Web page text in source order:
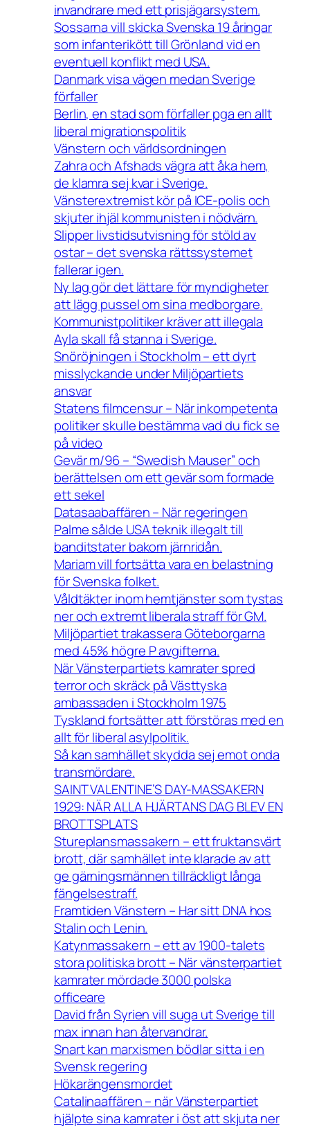
invandrare med ett prisjägarsystem.
Sossarna vill skicka Svenska 19 åringar
som infanterikött till Grönland vid en
eventuell konflikt med USA.
Danmark visa vägen medan Sverige
förfaller
Berlin, en stad som förfaller pga en allt
liberal migrationspolitik
Vänstern och världsordningen
Zahra och Afshads vägra att åka hem,
de klamra sej kvar i Sverige.
Vänsterextremist kör på ICE-polis och
skjuter ihjäl kommunisten i nödvärn.
Slipper livstidsutvisning för stöld av
ostar – det svenska rättssystemet
fallerar igen.
Ny lag gör det lättare för myndigheter
att lägg pussel om sina medborgare.
Kommunistpolitiker kräver att illegala
Ayla skall få stanna i Sverige.
Snöröjningen i Stockholm – ett dyrt
misslyckande under Miljöpartiets
ansvar
Statens filmcensur – När inkompetenta
politiker skulle bestämma vad du fick se
på video
Gevär m/96 – “Swedish Mauser” och
berättelsen om ett gevär som formade
ett sekel
Datasaabaffären – När regeringen
Palme sålde USA teknik illegalt till
banditstater bakom järnridån.
Mariam vill fortsätta vara en belastning
för Svenska folket.
Våldtäkter inom hemtjänster som tystas
ner och extremt liberala straff för GM.
Miljöpartiet trakassera Göteborgarna
med 45% högre P avgifterna.
När Vänsterpartiets kamrater spred
terror och skräck på Västtyska
ambassaden i Stockholm 1975
Tyskland fortsätter att förstöras med en
allt för liberal asylpolitik.
Så kan samhället skydda sej emot onda
transmördare.
SAINT VALENTINE’S DAY-MASSAKERN
1929: NÄR ALLA HJÄRTANS DAG BLEV EN
BROTTSPLATS
Stureplansmassakern – ett fruktansvärt
brott, där samhället inte klarade av att
ge gärningsmännen tillräckligt långa
fängelsestraff.
Framtiden Vänstern – Har sitt DNA hos
Stalin och Lenin.
Katynmassakern – ett av 1900-talets
stora politiska brott – När vänsterpartiet
kamrater mördade 3000 polska
officeare
David från Syrien vill suga ut Sverige till
max innan han återvandrar.
Snart kan marxismen bödlar sitta i en
Svensk regering
Hökarängensmordet
Catalinaaffären – när Vänsterpartiet
hjälpte sina kamrater i öst att skjuta ner